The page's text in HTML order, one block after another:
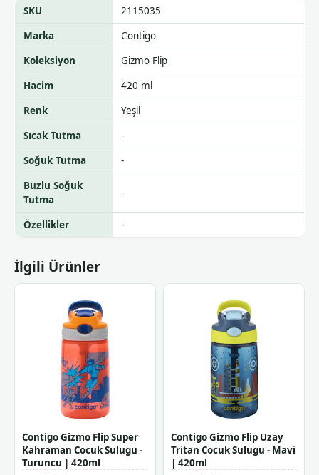
SKU
2115035
Marka
Contigo
Koleksiyon
Gizmo Flip
Hacim
420 ml
Renk
Yeşil
Sıcak Tutma
-
Soğuk Tutma
-
Buzlu Soğuk
Tutma
-
Özellikler -
İlgili Ürünler
Contigo Gizmo Flip Super
Kahraman Cocuk Sulugu -
Turuncu | 420ml
Contigo Gizmo Flip Uzay
Tritan Cocuk Sulugu - Mavi
| 420ml